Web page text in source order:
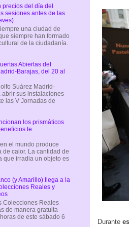
Durante
precios del día del
sesiones antes de las
una ciudad de
siempre han formado
de la ciudadanía.
Abiertas del
Barajas, del 20 al
Suárez Madrid-
abrir sus instalaciones
las V Jornadas de
los prismáticos
te
el mundo produce
de calor. La cantidad de
que irradia un objeto es
(y Amarillo) llega a la
Reales y
Colecciones Reales
de manera gratuita
de este sábado 6